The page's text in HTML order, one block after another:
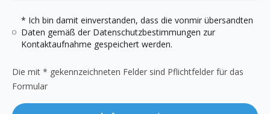
* Ich bin damit einverstanden, dass die vonmir übersandten
Daten gemäß der Datenschutzbestimmungen zur
Kontaktaufnahme gespeichert werden.
Die mit * gekennzeichneten Felder sind Pflichtfelder für das
Formular